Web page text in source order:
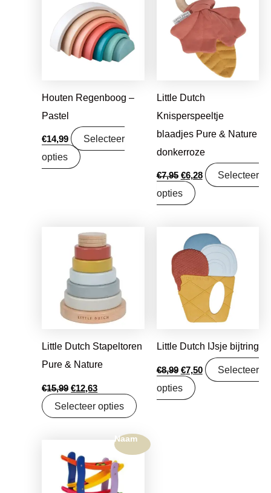
Houten Regenboog –
Pastel
€14,99
Selecteer
opties
Little Dutch
Knisperspeeltje
blaadjes Pure & Nature
donkerroze
€7,95
was:
€7,95.
€6,28
is:
€6,28.
Selecteer
opties
Little Dutch Stapeltoren
Pure & Nature
€15,99
Oorspronkelijke
prijs
was:
€15,99.
€12,63
Huidige
prijs
€12,63.
Selecteer opties
Little Dutch IJsje bijtring
€8,99
Oorspronkelijke
prijs
was:
€8,99.
€7,50
Huidige
prijs
is:
€7,50.
Selecteer
opties
Naam